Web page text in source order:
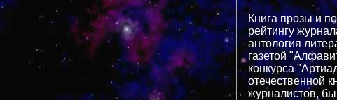
Книга прозы и
рейтингу
антология
газетой
конкурса
отечественной
журналистов,